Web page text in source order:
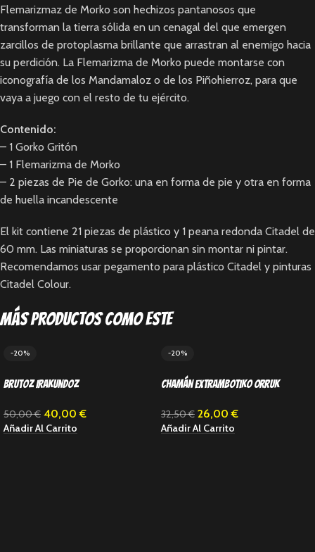
Flemarizmaz de Morko son hechizos pantanosos que
transforman la tierra sólida en un cenagal del que emergen
zarcillos de protoplasma brillante que arrastran al enemigo hacia
su perdición. La Flemarizma de Morko puede montarse con
iconografía de los Mandamaloz o de los Piñohierroz, para que
vaya a juego con el resto de tu ejército.
Contenido:
– 1 Gorko Gritón
– 1 Flemarizma de Morko
– 2 piezas de Pie de Gorko: una en forma de pie y otra en forma
de huella incandescente
El kit contiene 21 piezas de plástico y 1 peana redonda Citadel de
60 mm. Las miniaturas se proporcionan sin montar ni pintar.
Recomendamos usar pegamento para plástico Citadel y pinturas
Citadel Colour.
Más productos como este
-20%
Brutoz Irakundoz
50,00€ 40,00€
Añadir Al Carrito
-20%
Chamán extrambotiko orruk
32,50€ 26,00€
Añadir Al Carrito